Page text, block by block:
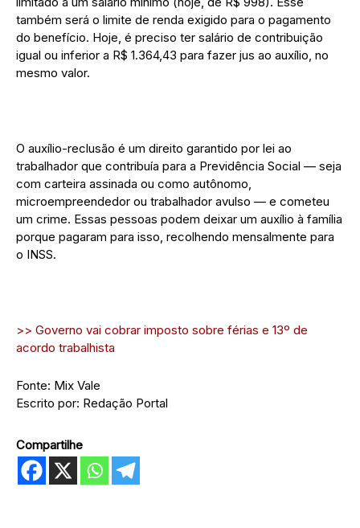
também será o limite de renda exigido para o pagamento
do benefício. Hoje, é preciso ter salário de contribuição
igual ou inferior a R$ 1.364,43 para fazer jus ao auxílio, no
mesmo valor.
O auxílio-reclusão é um direito garantido por lei ao
trabalhador que contribuía para a Previdência Social — seja
com carteira assinada ou como autônomo,
microempreendedor ou trabalhador avulso — e cometeu
um crime. Essas pessoas podem deixar um auxílio à família
porque pagaram para isso, recolhendo mensalmente para
o INSS.
>> Governo vai cobrar imposto sobre férias e 13º de
acordo trabalhista
Fonte: Mix Vale
Escrito por: Redação Portal
Compartilhe